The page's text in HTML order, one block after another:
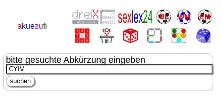
akuezufi
bitte gesuchte Abkürzung eingeben